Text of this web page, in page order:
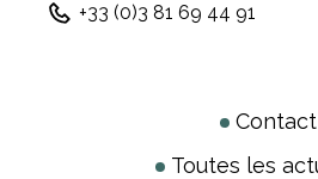
+33 (0)3 81 69 44 91
Contact
Toutes les